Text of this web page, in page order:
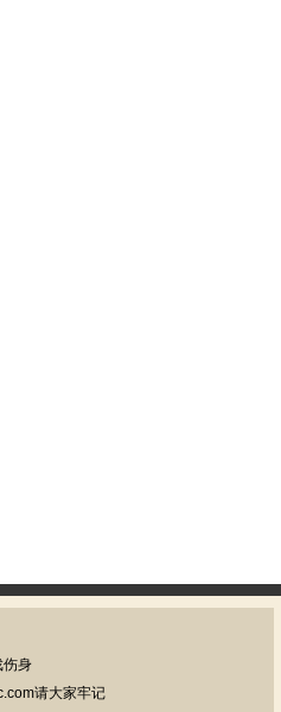
伤身
请大家牢记